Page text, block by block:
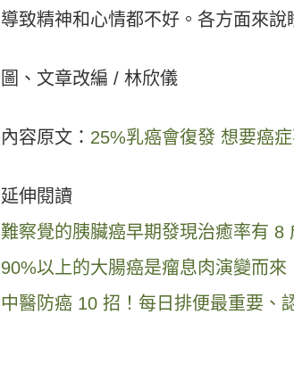
導致精神和心情都不好。各方面來說
圖、文章改編 / 林欣儀
內容原文： 25%乳癌會復發 想要癌
延伸閱讀
難察覺的胰臟癌早期發現治癒率有 8
90%以上的大腸癌是瘤息肉演變而來
中醫防癌 10 招！每日排便最重要、